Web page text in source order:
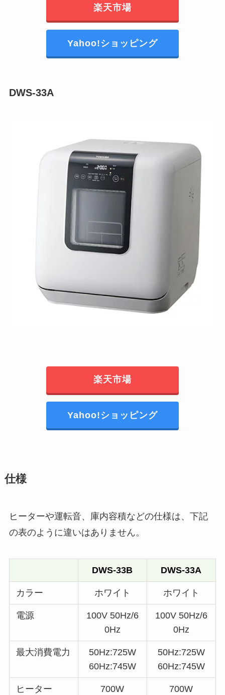
楽天市場
Yahoo!ショッピング
DWS-33A
楽天市場
Yahoo!ショッピング
仕様
ヒーターや運転音、庫内容積などの仕様は、下記
の表のように違いはありません。
DWS-33B DWS-33A
カラー ホワイト ホワイト
電源
100V 50Hz/6
0Hz
100V 50Hz/6
0Hz
最大消費電力
50Hz:725W
60Hz:745W
50Hz:725W
60Hz:745W
ヒーター 700W 700W